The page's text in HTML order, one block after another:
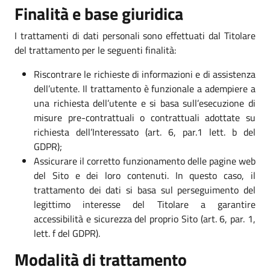
Finalità e base giuridica
I trattamenti di dati personali sono effettuati dal Titolare
del trattamento per le seguenti finalità:
Riscontrare le richieste di informazioni e di assistenza
dell’utente. Il trattamento è funzionale a adempiere a
una richiesta dell’utente e si basa sull’esecuzione di
misure pre-contrattuali o contrattuali adottate su
richiesta dell’Interessato (art. 6, par.1 lett. b del
GDPR);
Assicurare il corretto funzionamento delle pagine web
del Sito e dei loro contenuti. In questo caso, il
trattamento dei dati si basa sul perseguimento del
legittimo interesse del Titolare a garantire
accessibilità e sicurezza del proprio Sito (art. 6, par. 1,
lett. f del GDPR).
Modalità di trattamento